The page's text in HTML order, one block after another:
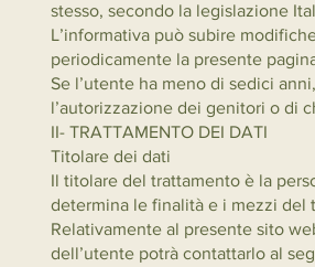
stesso, secondo la legislazione
L’informativa può subire
periodicamente la presente
Se l’utente ha meno di sedici
l’autorizzazione dei genitori o di
II- TRATTAMENTO DEI DATI
Titolare dei dati
Il titolare del trattamento è la
determina le finalità e i mezzi del
Relativamente al presente sito
dell’utente potrà contattarlo al